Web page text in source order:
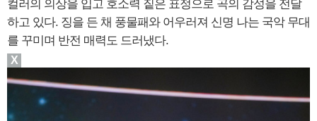
컬러의 의상을 입고 호소력 짙은 표정으로 곡의 감성을 전달
하고 있다. 징을 든 채 풍물패와 어우러져 신명 나는 국악 무대
를 꾸미며 반전 매력도 드러냈다.
X